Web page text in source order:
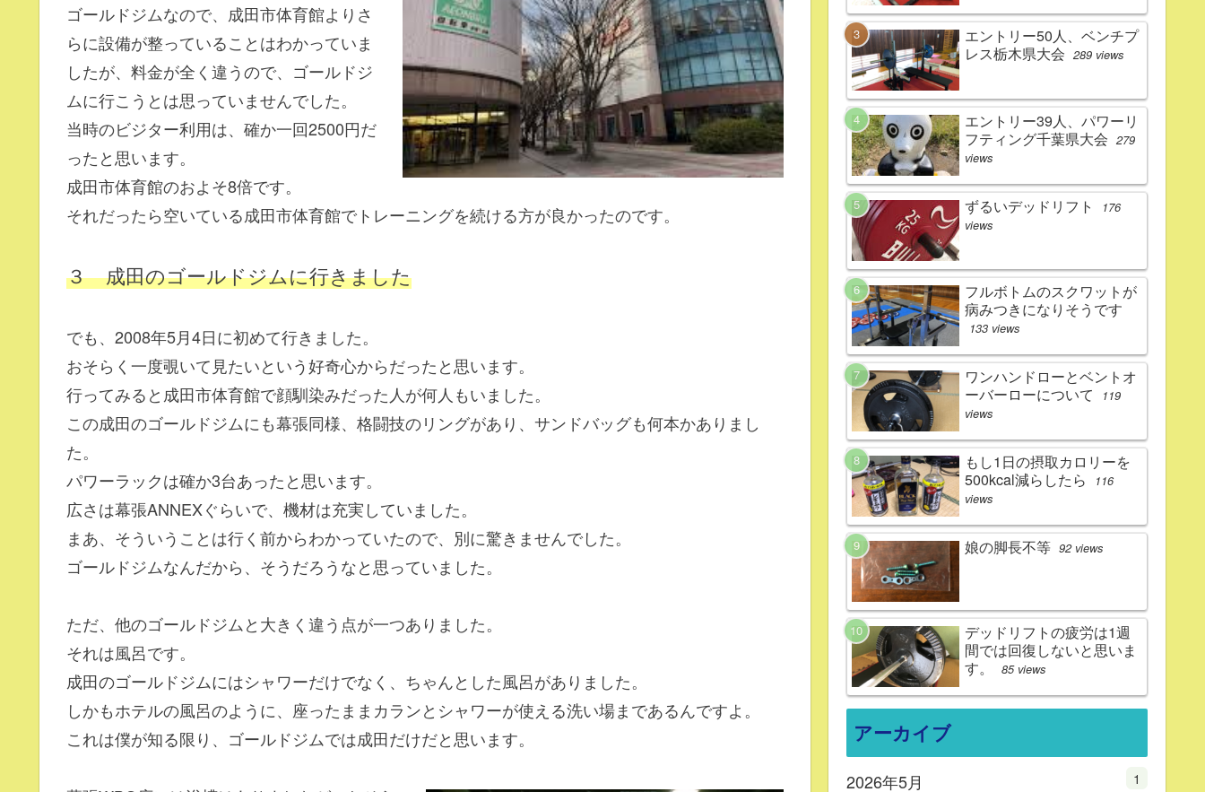
ゴールドジムなので、成田市体育館よりさ
らに設備が整っていることはわかっていま
したが、料金が全く違うので、ゴールドジ
ムに行こうとは思っていませんでした。
当時のビジター利用は、確か一回2500円だ
ったと思います。
成田市体育館のおよそ8倍です。
それだったら空いている成田市体育館でトレーニングを続ける方が良かったのです。
３ 成田のゴールドジムに行きました
でも、2008年5月4日に初めて行きました。
おそらく一度覗いて見たいという好奇心からだったと思います。
行ってみると成田市体育館で顔馴染みだった人が何人もいました。
この成田のゴールドジムにも幕張同様、格闘技のリングがあり、サンドバッグも何本かありまし
た。
パワーラックは確か3台あったと思います。
広さは幕張ANNEXぐらいで、機材は充実していました。
まあ、そういうことは行く前からわかっていたので、別に驚きませんでした。
ゴールドジムなんだから、そうだろうなと思っていました。
ただ、他のゴールドジムと大きく違う点が一つありました。
それは風呂です。
成田のゴールドジムにはシャワーだけでなく、ちゃんとした風呂がありました。
しかもホテルの風呂のように、座ったままカランとシャワーが使える洗い場まであるんですよ。
これは僕が知る限り、ゴールドジムでは成田だけだと思います。
エントリー50人、ベンチプ
レス栃木県大会 289 views
エントリー39人、パワーリ
フティング千葉県大会 279
views
ずるいデッドリフト
176
views
フルボトムのスクワットが
病みつきになりそうです
133 views
ワンハンドローとベントオ
ーバーローについて
119
views
もし1日の摂取カロリーを
500kcal減らしたら
116
views
娘の脚長不等 92 views
デッドリフトの疲労は1週
間では回復しないと思いま
す。
85 views
アーカイブ
2026年5月 1